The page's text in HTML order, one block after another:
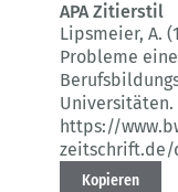
APA Zitierstil
Lipsmeier, A.
Probleme
Universitäten.
https://
Kopieren